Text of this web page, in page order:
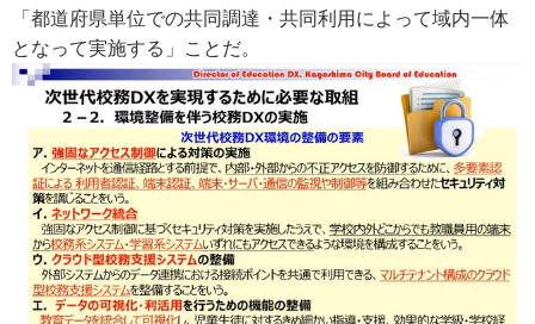
「都道府県単位での共同調達・共同利用によって域内一体
となって実施する」ことだ。